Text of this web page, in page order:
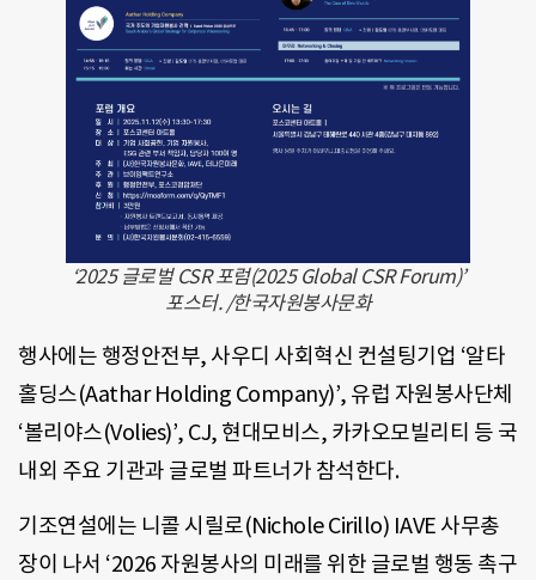
‘2025 글로벌 CSR 포럼(2025 Global CSR Forum)’
포스터. /한국자원봉사문화
행사에는 행정안전부, 사우디 사회혁신 컨설팅기업 ‘알타
홀딩스(Aathar Holding Company)’, 유럽 자원봉사단체
‘볼리야스(Volies)’, CJ, 현대모비스, 카카오모빌리티 등 국
내외 주요 기관과 글로벌 파트너가 참석한다.
기조연설에는 니콜 시릴로(Nichole Cirillo) IAVE 사무총
장이 나서 ‘2026 자원봉사의 미래를 위한 글로벌 행동 촉구